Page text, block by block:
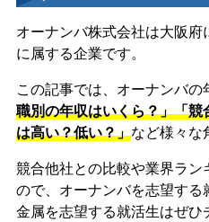
オーナンバ株式会社は大阪
に属する企業です。
この記事では、オーナンバの
職別の年収はいくら？」「
は高い？低い？」など様々な
競合他社との比較や業界ラン
ので、オーナンバを志望す
金属を志望する就活生はぜひ